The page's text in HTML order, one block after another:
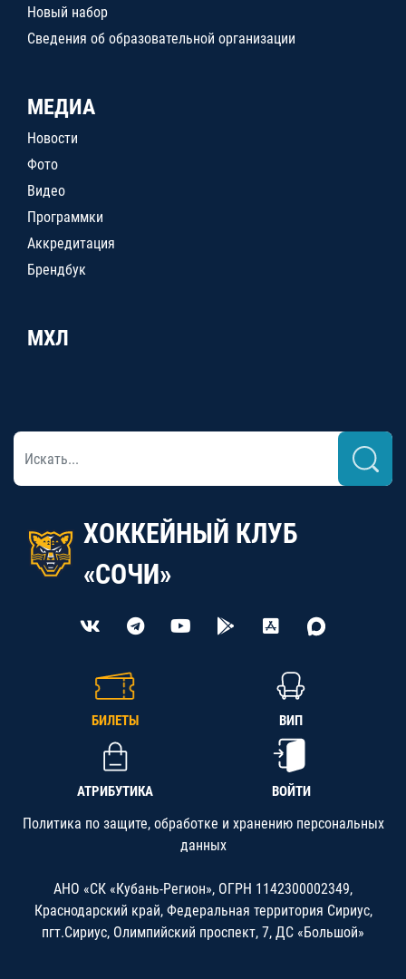
Новый набор
Сведения об образовательной организации
МЕДИА
Новости
Фото
Видео
Программки
Аккредитация
Брендбук
МХЛ
ХОККЕЙНЫЙ КЛУБ
«СОЧИ»
БИЛЕТЫ ВИП
АТРИБУТИКА ВОЙТИ
Политика по защите, обработке и хранению персональных
данных
АНО «СК «Кубань-Регион», ОГРН 1142300002349,
Краснодарский край, Федеральная территория Сириус,
пгт.Сириус, Олимпийский проспект, 7, ДС «Большой»